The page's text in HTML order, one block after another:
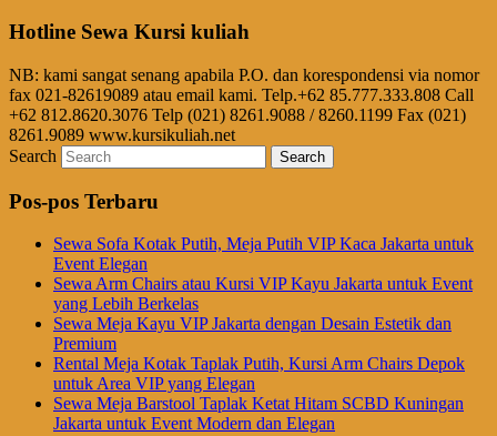
Hotline Sewa Kursi kuliah
NB: kami sangat senang apabila P.O. dan korespondensi via nomor
fax 021-82619089 atau email kami. Telp.+62 85.777.333.808 Call
+62 812.8620.3076 Telp (021) 8261.9088 / 8260.1199 Fax (021)
8261.9089 www.kursikuliah.net
Search
Pos-pos Terbaru
Sewa Sofa Kotak Putih, Meja Putih VIP Kaca Jakarta untuk
Event Elegan
Sewa Arm Chairs atau Kursi VIP Kayu Jakarta untuk Event
yang Lebih Berkelas
Sewa Meja Kayu VIP Jakarta dengan Desain Estetik dan
Premium
Rental Meja Kotak Taplak Putih, Kursi Arm Chairs Depok
untuk Area VIP yang Elegan
Sewa Meja Barstool Taplak Ketat Hitam SCBD Kuningan
Jakarta untuk Event Modern dan Elegan